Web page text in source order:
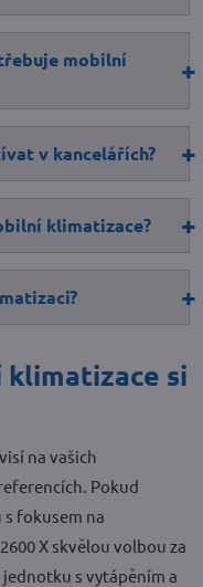
mobilní
v kancelářích?
klimatizace?
si
na vašich
Pokud
fokusem na
X skvělou volbou za
jednotku s vytápěním a